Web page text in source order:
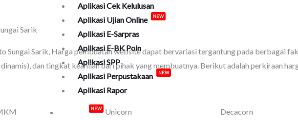
Aplikasi Cek Kelulusan
Aplikasi Ujian Online
NEW
Aplikasi E-Sarpras
Aplikasi E-BK Poin
Aplikasi SPP
Aplikasi Perpustakaan
NEW
Aplikasi Rapor
NEW
Sarik
Sungai Sarik, Harga pembuatan website dapat bervariasi tergantung pada berbagai
dan tingkat keahlian dari pihak yang membuatnya. Berikut adalah perkiraan
Unicorn
Decacorn